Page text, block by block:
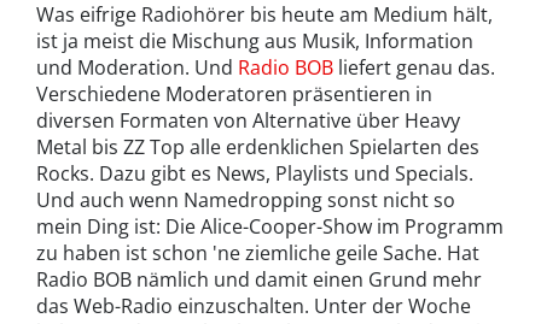
Was eifrige Radiohörer bis heute am Medium hält,
ist ja meist die Mischung aus Musik, Information
und Moderation. Und Radio BOB liefert genau das.
Verschiedene Moderatoren präsentieren in
diversen Formaten von Alternative über Heavy
Metal bis ZZ Top alle erdenklichen Spielarten des
Rocks. Dazu gibt es News, Playlists und Specials.
Und auch wenn Namedropping sonst nicht so
mein Ding ist: Die Alice-Cooper-Show im Programm
zu haben ist schon 'ne ziemliche geile Sache. Hat
Radio BOB nämlich und damit einen Grund mehr
das Web-Radio einzuschalten. Unter der Woche